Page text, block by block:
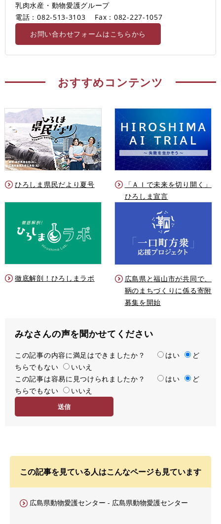
乳肉水産・動物愛護グループ
電話：082-513-3103
Fax：082-227-1057
お問い合わせフォームはこちらから
おすすめコンテンツ
ひろしま県民だより夏号
「ＡＩで未来を切り開く」
ひろしま宣言
徹底解剖！ひろしまラボ
広島県と福山市が共同で、
鞆のまちづくりに係る寄附
募集を開始
みなさんの声を聞かせてください
満
足
度
この記事の内容に満足はできましたか？ はい
ど
ちらでもない
いいえ
容
易
この記事は容易に見つけられましたか？ はい
ど
ちらでもない
いいえ
この記事を見ている人はこんなページも見ています
広島県動物愛護センター - 広島県動物愛護センター